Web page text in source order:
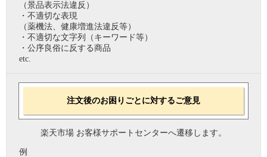
（景品表示法違反）
・不適切な表現
（薬機法、健康増進法違反等）
・不適切な文字列（キーワード等）
・公序良俗に反する商品
etc.
注文後のお困りごとに対するご意見
楽天市場 お客様サポートセンターへ遷移します。
例